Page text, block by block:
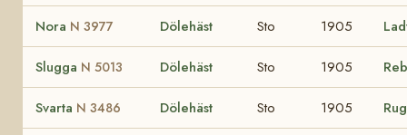
Nora N 3977 Dölehäst Sto 1905
Slugga N 5013 Dölehäst Sto 1905
Svarta N 3486 Dölehäst Sto 1905